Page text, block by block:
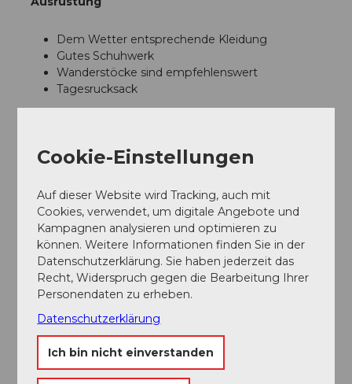
Dem Wetter entsprechende Kleidung
Gutes Schuhwerk
Wanderstöcke sind empfehlenswert
Tagesrucksack
Parken
Öffentliche Verkehrsmittel
Mit dem Zug nach Willisau
Weitere Infos
Die 2-Tages Tour setzt sich wie folgt zusammen:
1. Tag Willisau - Luthern
Übernachtung im Gasthof Krone Luthern
Autor:in
Cookie-Einstellungen
Auf dieser Website wird Tracking, auch mit
Cookies, verwendet, um digitale Angebote und
Kampagnen analysieren und optimieren zu
können. Weitere Informationen finden Sie in der
Datenschutzerklärung. Sie haben jederzeit das
Recht, Widerspruch gegen die Bearbeitung Ihrer
Personendaten zu erheben.
Datenschutzerklärung
Ich bin nicht einverstanden